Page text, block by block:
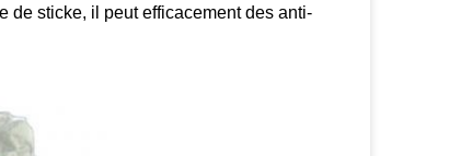
de sticke, il peut efficacement des anti-